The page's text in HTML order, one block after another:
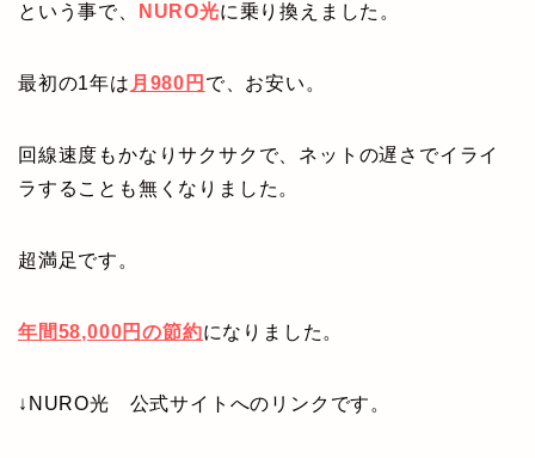
という事で、 NURO光に乗り換えました。
最初の1年は 月980円 で、お安い。
回線速度もかなりサクサクで、ネットの遅さでイライ
ラすることも無くなりました。
超満足です。
年間58,000円の節約になりました。
↓NURO光 公式サイトへのリンクです。